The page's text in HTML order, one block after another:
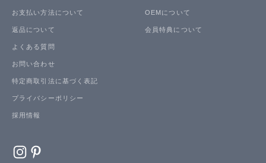
お支払い方法について
返品について
よくある質問
お問い合わせ
特定商取引法に基づく表記
プライバシーポリシー
採用情報
OEMについて
会員特典について